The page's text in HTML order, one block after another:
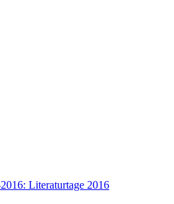
Literaturtage 2016